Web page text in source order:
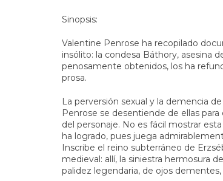
Sinopsis:
Valentine Penrose ha recopilado
insólito: la condesa Báthory, asesina
penosamente obtenidos, los ha
prosa.
La perversión sexual y la demencia
Penrose se desentiende de ellas
del personaje. No es fácil mostrar
ha logrado, pues juega
Inscribe el reino subterráneo de
medieval: allí, la siniestra hermosura
palidez legendaria, de ojos